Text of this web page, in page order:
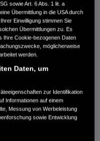
bis zur 12 Std.
ein echter Dauerläufer
sowie Art. 6 Abs. 1 lit. a
Übermittlung in die USA durch
Einwilligung stimmen Sie
Übermittlungen zu. Es
Ihre Cookie-bezogenen Daten
möglicherweise
werden.
Daten, um
zur Identifikation
Informationen auf einem
Messung von Werbeleistung
sowie Entwicklung